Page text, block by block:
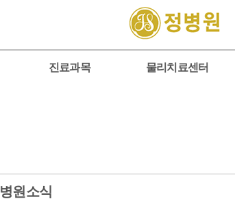
진료과목 물리치료센터
병원소식